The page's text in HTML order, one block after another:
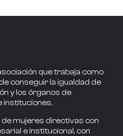
que trabaja como
conseguir la igualdad de
y los órganos de
instituciones.
de mujeres directivas con
e institucional, con